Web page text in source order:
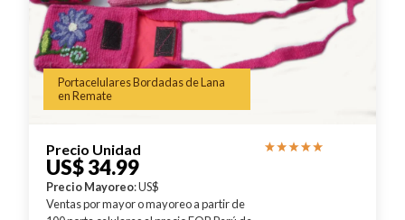
Portacelulares Bordadas de Lana
en Remate
Precio Unidad
US$ 34.99
Precio Mayoreo: US$
Ventas por mayor o mayoreo a partir de